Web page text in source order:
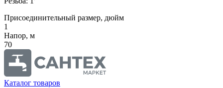
Присоединительный размер, дюйм
1
Напор, м
70
Каталог товаров